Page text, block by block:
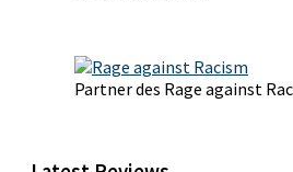
Partner des Rage against